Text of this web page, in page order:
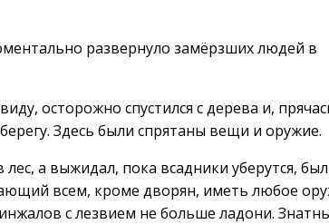
развернуло замёрзших людей в
осторожно спустился с дерева и,
Здесь были спрятаны вещи и оружие.
а выжидал, пока всадники уберутся,
всем, кроме дворян, иметь любое
с лезвием не больше ладони.